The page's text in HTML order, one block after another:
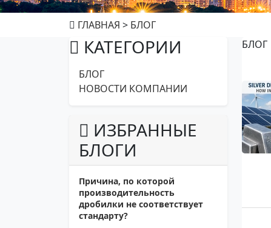
ГЛАВНАЯ > БЛОГ
КАТЕГОРИИ
БЛОГ
НОВОСТИ КОМПАНИИ
ИЗБРАННЫЕ
БЛОГИ
Причина, по которой
производительность
дробилки не соответствует
стандарту?
БЛОГ